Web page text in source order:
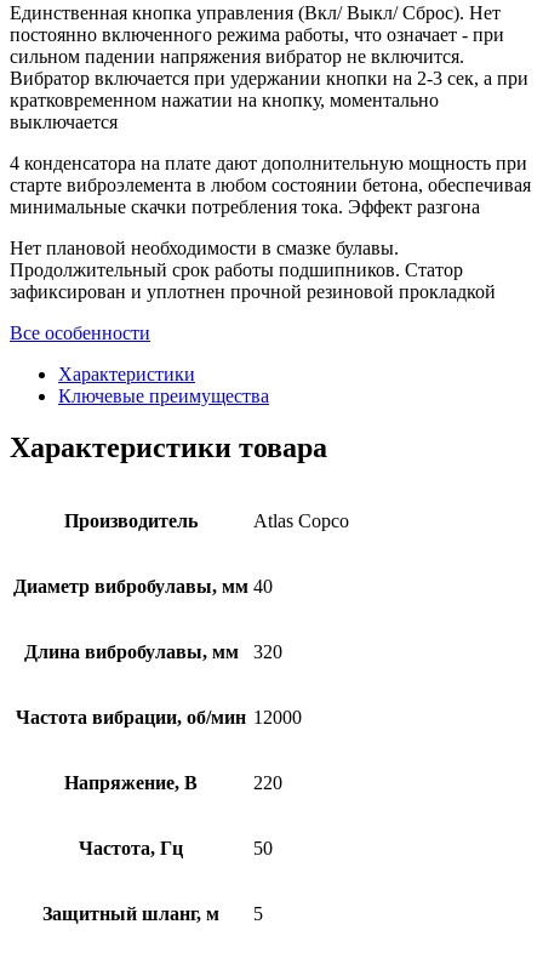
Единственная кнопка управления (Вкл/ Выкл/ Сброс). Нет
постоянно включенного режима работы, что означает - при
сильном падении напряжения вибратор не включится.
Вибратор включается при удержании кнопки на 2-3 сек, а при
кратковременном нажатии на кнопку, моментально
выключается
4 конденсатора на плате дают дополнительную мощность при
старте виброэлемента в любом состоянии бетона, обеспечивая
минимальные скачки потребления тока. Эффект разгона
Нет плановой необходимости в смазке булавы.
Продолжительный срок работы подшипников. Статор
зафиксирован и уплотнен прочной резиновой прокладкой
Все особенности
Характеристики
Ключевые преимущества
Характеристики товара
Производитель Atlas Copco
Диаметр вибробулавы, мм 40
Длина вибробулавы, мм 320
Частота вибрации, об/мин 12000
Напряжение, В 220
Частота, Гц 50
Защитный шланг, м 5